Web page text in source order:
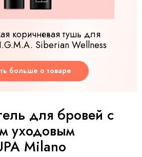
коричневая тушь для
Siberian Wellness
больше о товаре
для бровей с
уходовым
Milano